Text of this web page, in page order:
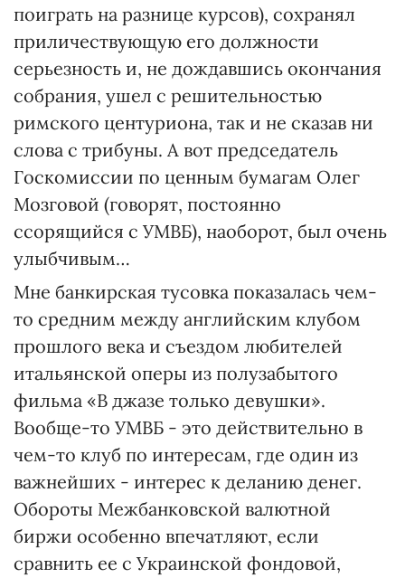
поиграть на разнице курсов), сохранял
приличествующую его должности
серьезность и, не дождавшись окончания
собрания, ушел с решительностью
римского центуриона, так и не сказав ни
слова с трибуны. А вот председатель
Госкомиссии по ценным бумагам Олег
Мозговой (говорят, постоянно
ссорящийся с УМВБ), наоборот, был очень
улыбчивым…
Мне банкирская тусовка показалась чем-
то средним между английским клубом
прошлого века и съездом любителей
итальянской оперы из полузабытого
фильма «В джазе только девушки».
Вообще-то УМВБ - это действительно в
чем-то клуб по интересам, где один из
важнейших - интерес к деланию денег.
Обороты Межбанковской валютной
биржи особенно впечатляют, если
сравнить ее с Украинской фондовой,